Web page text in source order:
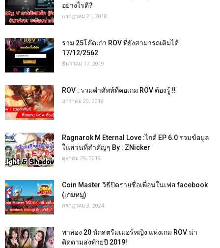
อย่างไรดี?
กรกฎาคม 21, 2018
รวม 25โค๊ดเก่า ROV ที่ยังสามารถเติมได้
17/12/2562
ธันวาคม 17, 2019
ROV : รวมคำศัพท์ที่คอเกม ROV ต้องรู้ !!
มกราคม 20, 2018
Ragnarok M Eternal Love :ไกด์ EP 6.0 รวมข้อมูล
ในส่วนที่สำคัญๆ By : ZNicker
ตุลาคม 29, 2019
Coin Master วิธีปิดรายชื่อเพื่อนในเฟส facebook
(เกมหมู)
กรกฎาคม 3, 2024
พาส่อง 20 นักสตรีมเมอร์หญิง แห่งเกม ROV น่า
ติดตามส่งท้ายปี 2019!